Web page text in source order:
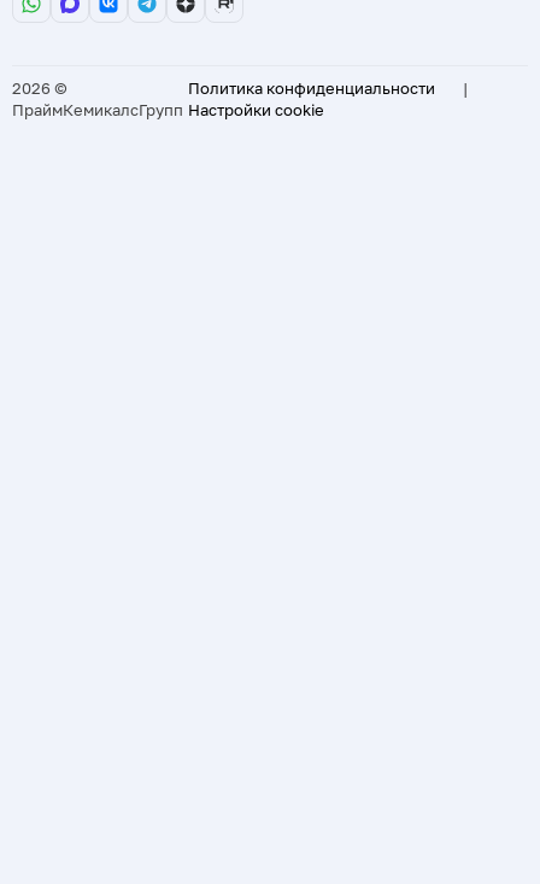
2026 ©
ПраймКемикалсГрупп
Политика конфиденциальности
|
Настройки cookie